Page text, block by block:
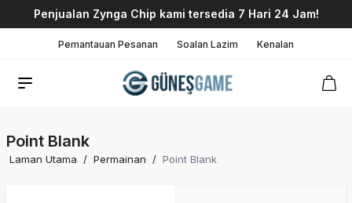
Penjualan Zynga Chip kami tersedia 7 Hari 24 Jam!
Pemantauan Pesanan Soalan Lazim Kenalan
Point Blank
Laman Utama / Permainan / Point Blank